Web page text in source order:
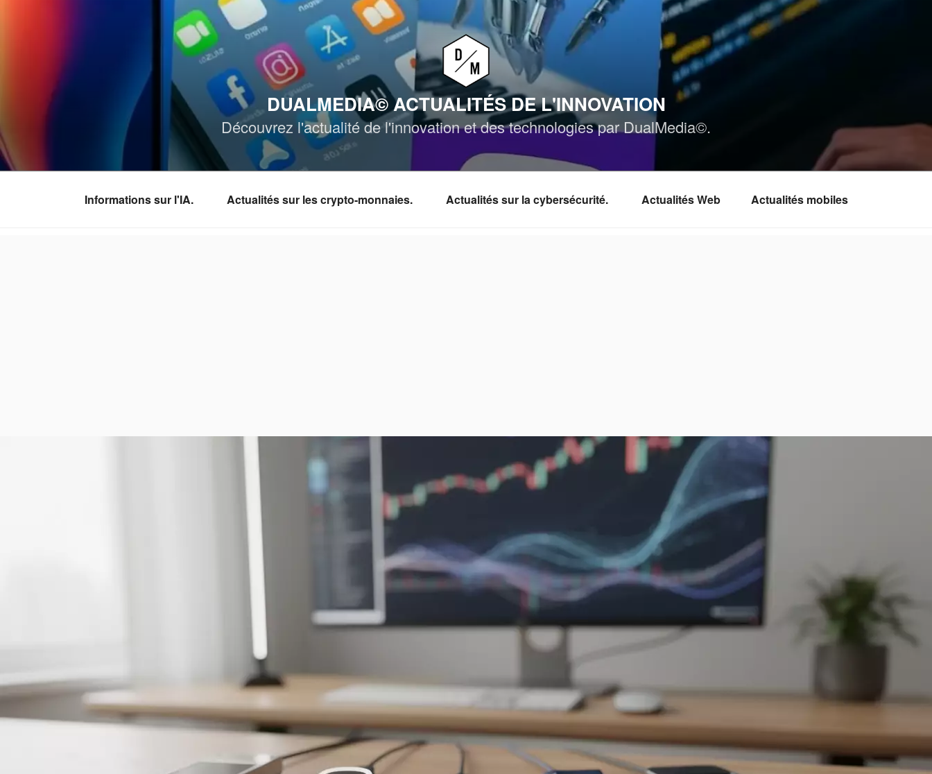
DUALMEDIA© ACTUALITÉS DE L'INNOVATION
Découvrez l'actualité de l'innovation et des technologies par DualMedia©.
Informations sur l'IA. Actualités sur les crypto-monnaies. Actualités sur la cybersécurité. Actualités Web Actualités mobiles